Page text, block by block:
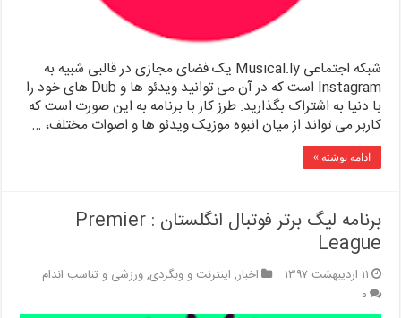
شبکه اجتماعی Musical.ly یک فضای مجازی در قالبی شبیه به
Instagram است که در آن می توانید ویدئو ها و Dub های خود را
با دنیا به اشتراک بگذارید. طرز کار با برنامه به این صورت است که
کاربر می تواند از میان انبوه موزیک ویدئو ها و اصوات مختلف، …
ادامه نوشته »
برنامه لیگ برتر فوتبال انگلستان : Premier
League
۱۱ اردیبهشت ۱۳۹۷ اخبار, اینترنت و وبگردی,ورزشی و تناسب اندام
۰